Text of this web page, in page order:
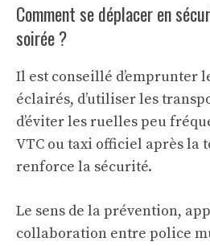
Comment se déplacer en
soirée ?
Il est conseillé d’emprunter
éclairés, d’utiliser les
d’éviter les ruelles peu
VTC ou taxi officiel après la
renforce la sécurité.
Le sens de la prévention,
collaboration entre police